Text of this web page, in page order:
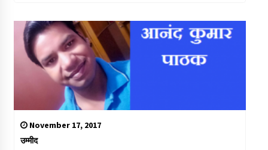
November 17, 2017
उम्मीद